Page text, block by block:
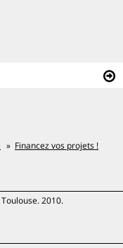
Financez vos projets !
2010.